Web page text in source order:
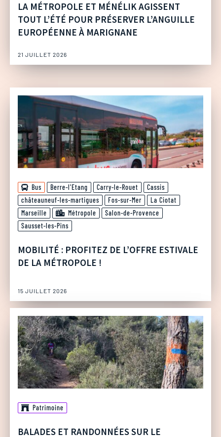
LA MÉTROPOLE ET MÉNÉLIK AGISSENT
TOUT L’ÉTÉ POUR PRÉSERVER L’ANGUILLE
EUROPÉENNE À MARIGNANE
21 JUILLET 2026
Bus Berre-l'Etang Carry-le-Rouet
Cassis
châteauneuf-les-martigues
Fos-sur-Mer
La Ciotat
Marseille
Métropole
Salon-de-Provence
Sausset-les-Pins
MOBILITÉ : PROFITEZ DE L’OFFRE ESTIVALE
DE LA MÉTROPOLE !
15 JUILLET 2026
Patrimoine
BALADES ET RANDONNÉES SUR LE